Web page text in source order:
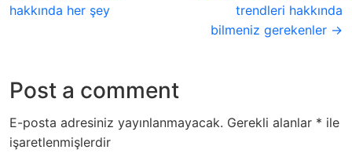
hakkında her şey
trendleri hakkında
bilmeniz gerekenler →
Post a comment
E-posta adresiniz yayınlanmayacak. Gerekli alanlar * ile
işaretlenmişlerdir